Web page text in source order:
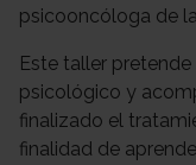
psicooncóloga de
Este taller
psicológico y
finalizado el
finalidad de